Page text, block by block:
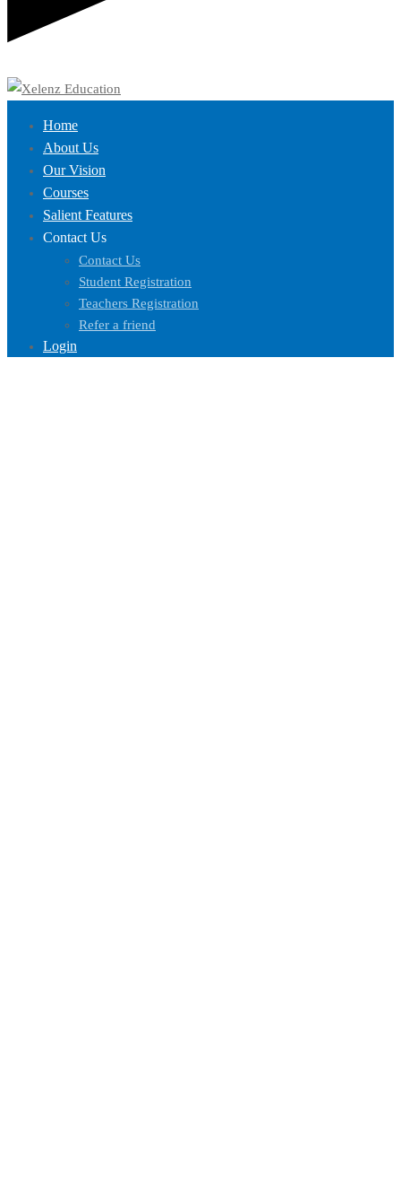
Home
About Us
Our Vision
Courses
Salient Features
Contact Us
Contact Us
Student Registration
Teachers Registration
Refer a friend
Login